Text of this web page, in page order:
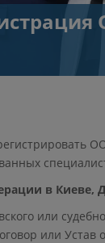
в Киеве,
или
или Устав